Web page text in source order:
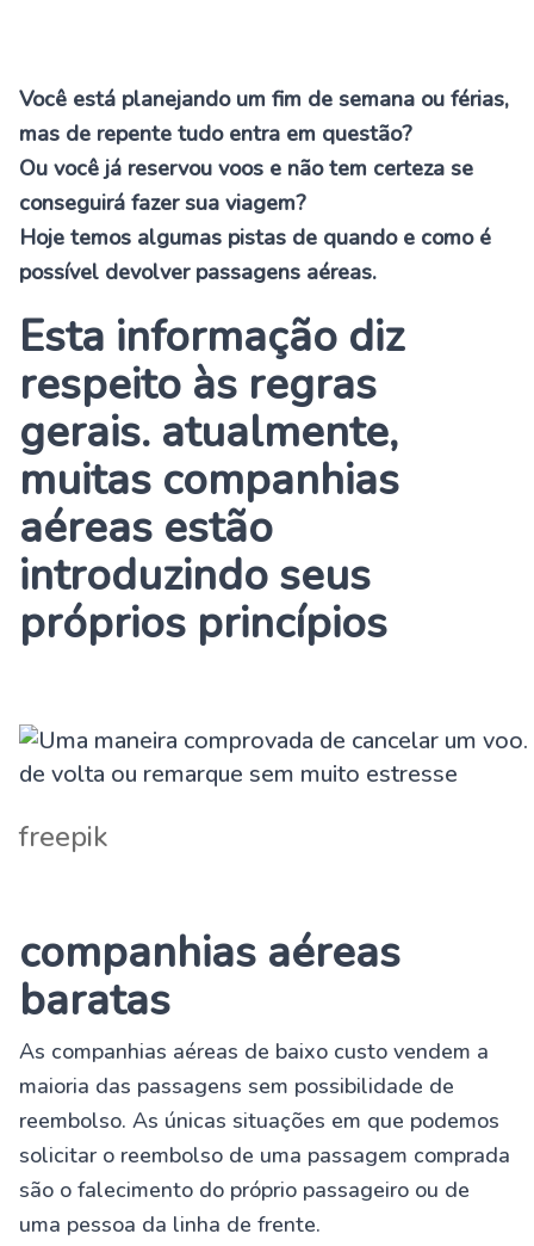
Você está planejando um fim de semana ou férias,
mas de repente tudo entra em questão?
Ou você já reservou voos e não tem certeza se
conseguirá fazer sua viagem?
Hoje temos algumas pistas de quando e como é
possível devolver passagens aéreas.
Esta informação diz
respeito às regras
gerais. atualmente,
muitas companhias
aéreas estão
introduzindo seus
próprios princípios
freepik
companhias aéreas
baratas
As companhias aéreas de baixo custo vendem a
maioria das passagens sem possibilidade de
reembolso. As únicas situações em que podemos
solicitar o reembolso de uma passagem comprada
são o falecimento do próprio passageiro ou de
uma pessoa da linha de frente.